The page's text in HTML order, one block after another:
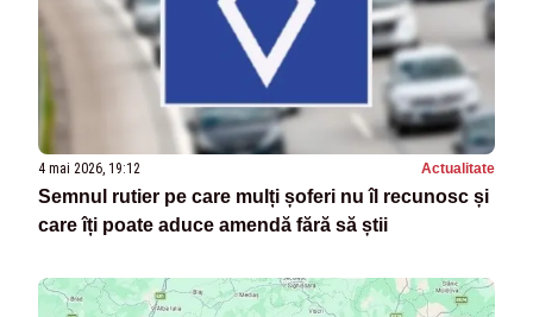
4 mai 2026, 19:12 Actualitate
Semnul rutier pe care mulți șoferi nu îl recunosc și
care îți poate aduce amendă fără să știi